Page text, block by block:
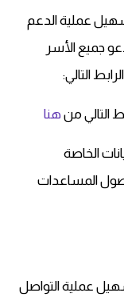
عملية الدعم
جميع الأسر
التالي:
التالي منهنا
الخاصة
وصول المساعدات
عملية التواصل